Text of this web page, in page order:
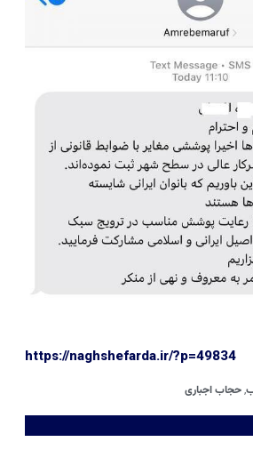
https://naghshefarda.ir/?p=49834
,حجاب اجباری